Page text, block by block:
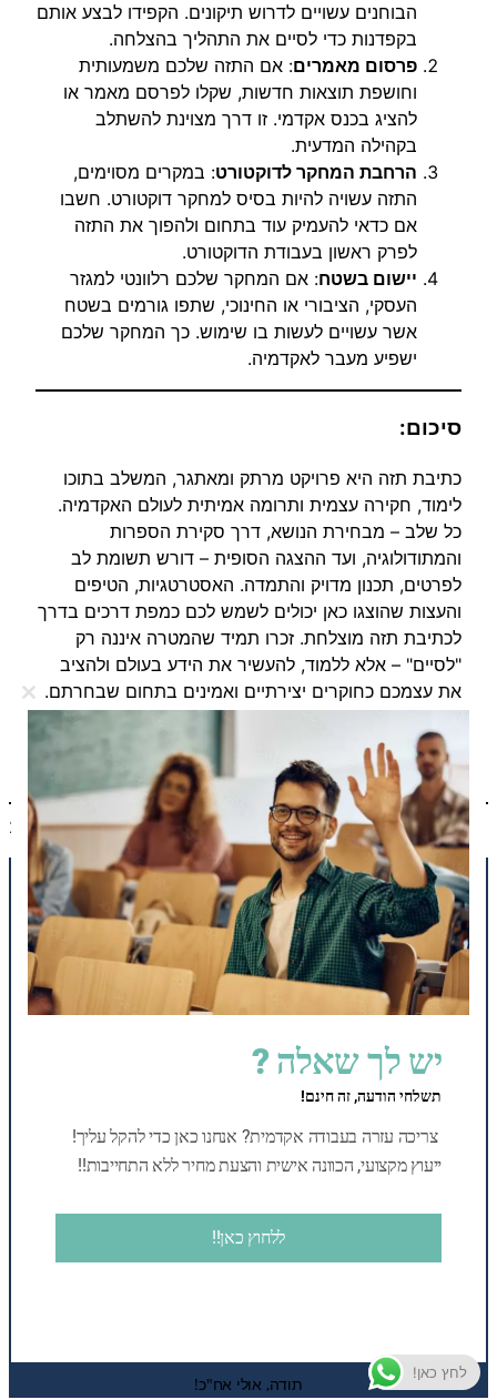
הבוחנים עשויים לדרוש תיקונים. הקפידו לבצע אותם
בקפדנות כדי לסיים את התהליך בהצלחה.
פרסום מאמרים: אם התזה שלכם משמעותית
וחושפת תוצאות חדשות, שקלו לפרסם מאמר או
להציג בכנס אקדמי. זו דרך מצוינת להשתלב
בקהילה המדעית.
הרחבת המחקר לדוקטורט: במקרים מסוימים,
התזה עשויה להיות בסיס למחקר דוקטורט. חשבו
אם כדאי להעמיק עוד בתחום ולהפוך את התזה
לפרק ראשון בעבודת הדוקטורט.
יישום בשטח: אם המחקר שלכם רלוונטי למגזר
העסקי, הציבורי או החינוכי, שתפו גורמים בשטח
אשר עשויים לעשות בו שימוש. כך המחקר שלכם
ישפיע מעבר לאקדמיה.
סיכום:
כתיבת תזה היא פרויקט מרתק ומאתגר, המשלב בתוכו
לימוד, חקירה עצמית ותרומה אמיתית לעולם האקדמיה.
כל שלב – מבחירת הנושא, דרך סקירת הספרות
והמתודולוגיה, ועד ההצגה הסופית – דורש תשומת לב
לפרטים, תכנון מדויק והתמדה. האסטרטגיות, הטיפים
והעצות שהוצגו כאן יכולים לשמש לכם כמפת דרכים בדרך
לכתיבת תזה מוצלחת. זכרו תמיד שהמטרה איננה רק
"לסיים" – אלא ללמוד, להעשיר את הידע בעולם ולהציב
את עצמכם כחוקרים יצירתיים ואמינים בתחום שבחרתם.
בהצלחה בכתיבת התזה שלכם!
פברואר 2, 2025
תפריט
moked100academy@gmail.com
מדיה חברתית
לחץ כאן!
יש לך שאלה ?
תשלחי הודעה, זה חינם!
צריכה עזרה בעבודה אקדמית? אנחנו כאן כדי להקל עליך!
ייעוץ מקצועי, הכוונה אישית והצעת מחיר ללא התחייבות!!
ללחוץ כאן!!
תודה, אולי אח"כ!